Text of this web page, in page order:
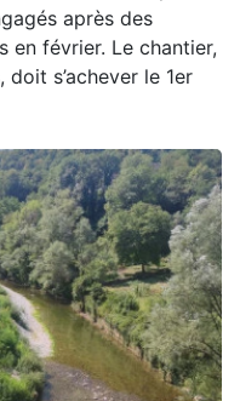
après des
en février. Le chantier,
s’achever le 1er